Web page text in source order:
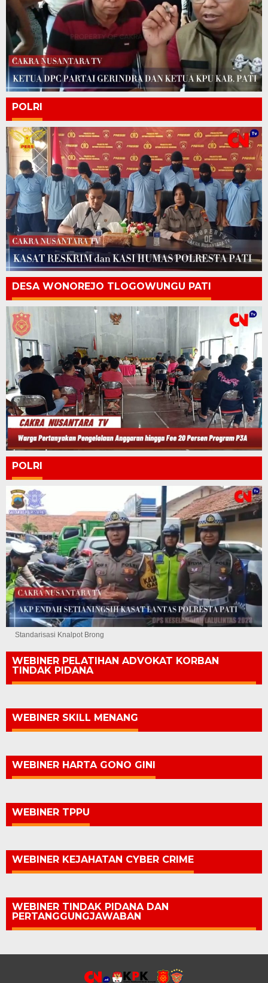
POLRI
DESA WONOREJO TLOGOWUNGU PATI
POLRI
Standarisasi Knalpot Brong
WEBINER PELATIHAN ADVOKAT KORBAN
TINDAK PIDANA
WEBINER SKILL MENANG
WEBINER HARTA GONO GINI
WEBINER TPPU
WEBINER KEJAHATAN CYBER CRIME
WEBINER TINDAK PIDANA DAN
PERTANGGUNGJAWABAN